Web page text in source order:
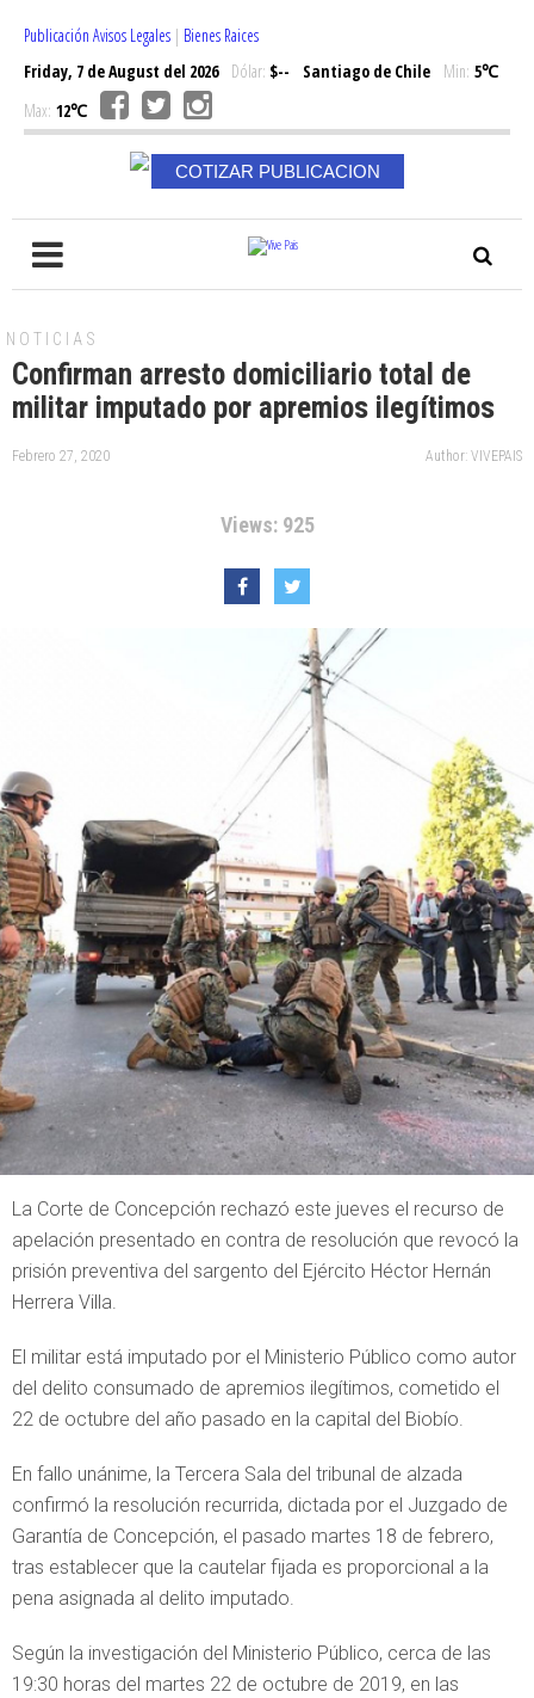
Publicación Avisos Legales | Bienes Raices
Friday, 7 de August del 2026Dólar: $-- Santiago de Chile Min: 5℃
Max: 12℃
COTIZAR PUBLICACION
NOTICIAS
Confirman arresto domiciliario total de
militar imputado por apremios ilegítimos
Febrero 27, 2020 Author: VIVEPAIS
Views: 925
La Corte de Concepción rechazó este jueves el recurso de
apelación presentado en contra de resolución que revocó la
prisión preventiva del sargento del Ejército Héctor Hernán
Herrera Villa.
El militar está imputado por el Ministerio Público como autor
del delito consumado de apremios ilegítimos, cometido el
22 de octubre del año pasado en la capital del Biobío.
En fallo unánime, la Tercera Sala del tribunal de alzada
confirmó la resolución recurrida, dictada por el Juzgado de
Garantía de Concepción, el pasado martes 18 de febrero,
tras establecer que la cautelar fijada es proporcional a la
pena asignada al delito imputado.
Según la investigación del Ministerio Público, cerca de las
19:30 horas del martes 22 de octubre de 2019, en las